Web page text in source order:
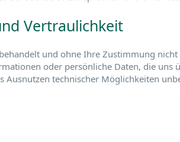
Vertraulichkeit
und ohne Ihre Zustimmung
oder persönliche Daten, die uns
technischer Möglichkeiten